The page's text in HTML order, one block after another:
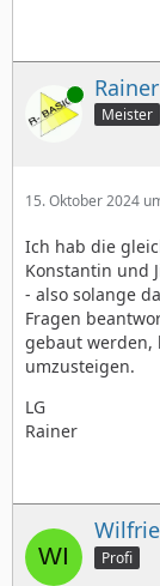
Online Rainer
Meister
15. Oktober 2024
Ich hab die
Konstantin und
- also solange
Fragen
gebaut werden,
umzusteigen.
LG
Rainer
Profi